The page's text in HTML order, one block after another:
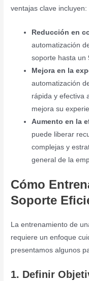
ventajas clave incluyen:
Reducción en
automatización
soporte hasta un
Mejora en la
automatización
rápida y efectiva
mejora su
Aumento en la
puede liberar
complejas y
general de la
Cómo
Soporte
La entrenamiento de
requiere un enfoque
presentamos algunos
1. Definir